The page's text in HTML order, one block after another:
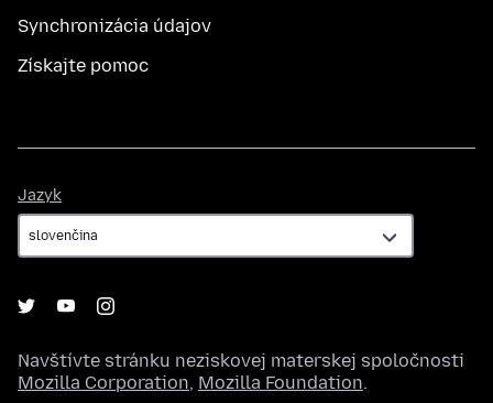
Synchronizácia údajov
Získajte pomoc
Jazyk
Navštívte stránku neziskovej materskej spoločnosti
Mozilla Corporation, Mozilla Foundation.